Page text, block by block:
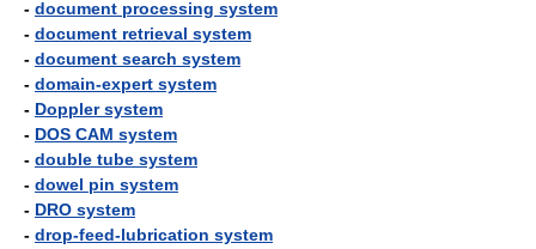
- document processing system
- document retrieval system
- document search system
- domain-expert system
- Doppler system
- DOS CAM system
- double tube system
- dowel pin system
- DRO system
- drop-feed-lubrication system